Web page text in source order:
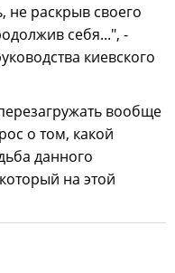
не раскрыв своего
себя...", -
киевского
вообще
о том, какой
данного
на этой